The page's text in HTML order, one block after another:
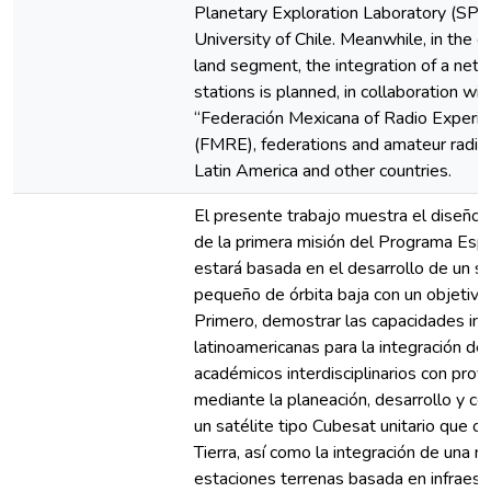
Planetary Exploration Laboratory
University of Chile. Meanwhile, in the
land segment, the integration of a
stations is planned, in collaboration
“Federación Mexicana of Radio
(FMRE), federations and amateur
Latin America and other countries.
El presente trabajo muestra el diseño
de la primera misión del Programa
estará basada en el desarrollo de un
pequeño de órbita baja con un
Primero, demostrar las capacidades
latinoamericanas para la integración
académicos interdisciplinarios con
mediante la planeación, desarrollo y
un satélite tipo Cubesat unitario que
Tierra, así como la integración de una
estaciones terrenas basada en